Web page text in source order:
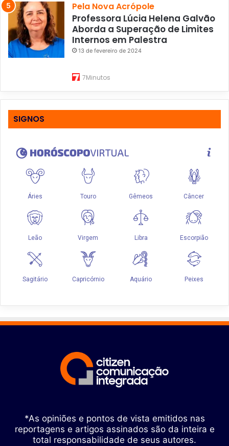
Pela Nova Acrópole
Professora Lúcia Helena Galvão
Aborda a Superação de Limites
Internos em Palestra
13 de fevereiro de 2024
7Minutos
SIGNOS
*As opiniões e pontos de vista emitidos nas
reportagens e artigos assinados são da inteira e
total responsabilidade de seus autores.